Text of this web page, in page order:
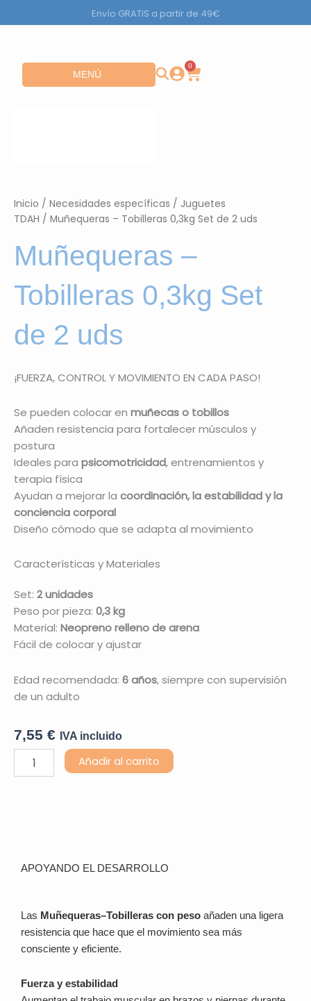
al
Envío GRATIS a partir de 49€
MENÚ Abrir MENÚ 0
Carrito
Inicio / Necesidades específicas / Juguetes
TDAH / Muñequeras – Tobilleras 0,3kg Set de 2 uds
Muñequeras –
Tobilleras 0,3kg Set
de 2 uds
¡FUERZA, CONTROL Y MOVIMIENTO EN CADA PASO!
Se pueden colocar en muñecas o tobillos
Añaden resistencia para fortalecer músculos y
postura
Ideales para psicomotricidad, entrenamientos y
terapia física
Ayudan a mejorar la coordinación, la estabilidad y la
conciencia corporal
Diseño cómodo que se adapta al movimiento
Características y Materiales
Set: 2 unidades
Peso por pieza: 0,3 kg
Material: Neopreno relleno de arena
Fácil de colocar y ajustar
Edad recomendada: 6 años, siempre con supervisión
de un adulto
7,55 € IVA incluido
Muñequeras
cantidad
Añadir al carrito
APOYANDO EL DESARROLLO
Las Muñequeras–Tobilleras con peso añaden una ligera
resistencia que hace que el movimiento sea más
consciente y eficiente.
Fuerza y estabilidad